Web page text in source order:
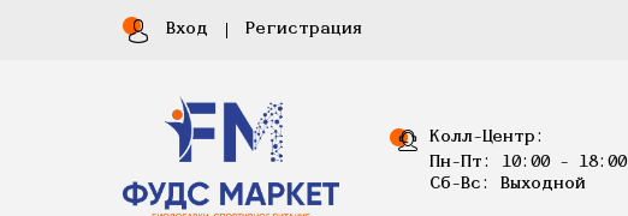
Вход Регистрация
Колл-Центр:
Пн-Пт: 10:00 - 18:00
Сб-Вс: Выходной